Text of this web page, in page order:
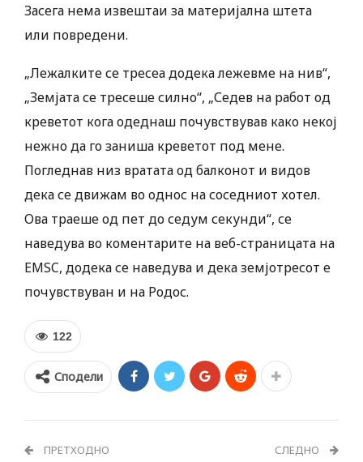
Засега нема извештаи за материјална штета
или повредени.
„Лежалките се тресеа додека лежевме на нив“,
„Земјата се тресеше силно“, „Седев на работ од
креветот кога одеднаш почувствував како некој
нежно да го заниша креветот под мене.
Погледнав низ вратата од балконот и видов
дека се движам во однос на соседниот хотел.
Ова траеше од пет до седум секунди“, се
наведува во коментарите на веб-страницата на
EMSC, додека се наведува и дека земјотресот е
почувствуван и на Родос.
122
Сподели
ПРЕТХОДНО СЛЕДНО